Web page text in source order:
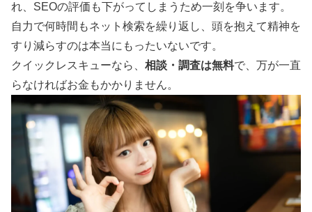
れ、SEOの評価も下がってしまうため一刻を争います。
自力で何時間もネット検索を繰り返し、頭を抱えて精神を
すり減らすのは本当にもったいないです。
クイックレスキューなら、 相談・調査は無料で、万が一直
らなければお金もかかりません。